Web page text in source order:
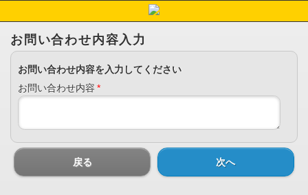
お問い合わせ内容入力
お問い合わせ内容を入力してください
お問い合わせ内容 *
戻る 次へ